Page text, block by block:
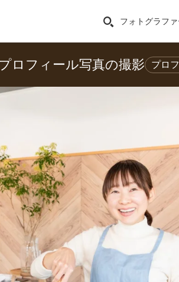
フォトグラフ
ロフィール写真の撮影 プロ